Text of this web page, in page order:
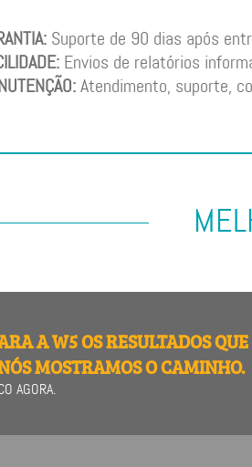
Suporte de 90 dias após
Envios de relatórios
Atendimento, suporte,
A W5 OS RESULTADOS
MOSTRAMOS O CAMINHO.
AGORA.